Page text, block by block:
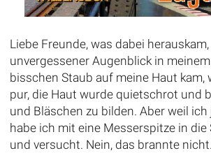
Liebe Freunde, was dabei
unvergessener Augenblick in
bisschen Staub auf meine Haut kam,
pur, die Haut wurde quietschrot und
und Bläschen zu bilden. Aber weil
habe ich mit eine Messerspitze in
und versucht. Nein, das brannte